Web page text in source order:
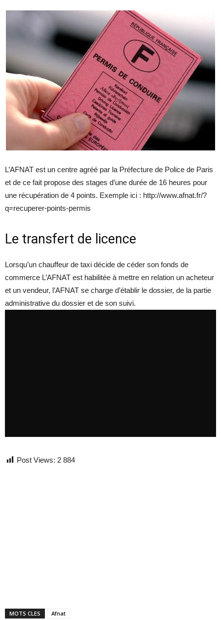
L’AFNAT est un centre agréé par la Préfecture de Police de Paris
et de ce fait propose des stages d’une durée de 16 heures pour
une récupération de 4 points. Exemple ici : http://www.afnat.fr/?
q=recuperer-points-permis
Le transfert de licence
Lorsqu’un chauffeur de taxi décide de céder son fonds de
commerce L’AFNAT est habilitée à mettre en relation un acheteur
et un vendeur, l’AFNAT se charge d’établir le dossier, de la partie
administrative du dossier et de son suivi.
Post Views: 2 884
MOTS CLES Afnat